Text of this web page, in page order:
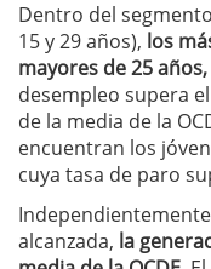
Dentro del
15 y 29 años), los
mayores de 25 años,
desempleo supera
de la media de la
encuentran los
cuya tasa de paro
alcanzada, la